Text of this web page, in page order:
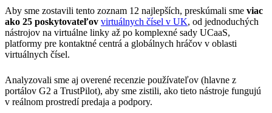
Aby sme zostavili tento zoznam 12 najlepších, preskúmali sme viac
ako 25 poskytovateľov virtuálnych čísel v UK, od jednoduchých
nástrojov na virtuálne linky až po komplexné sady UCaaS,
platformy pre kontaktné centrá a globálnych hráčov v oblasti
virtuálnych čísel.
Analyzovali sme aj overené recenzie používateľov (hlavne z
portálov G2 a TrustPilot), aby sme zistili, ako tieto nástroje fungujú
v reálnom prostredí predaja a podpory.